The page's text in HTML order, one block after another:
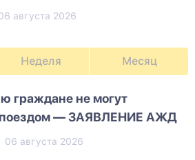
августа 2026
Неделя Месяц
граждане не могут
поездом — ЗАЯВЛЕНИЕ АЖД
06 августа 2026